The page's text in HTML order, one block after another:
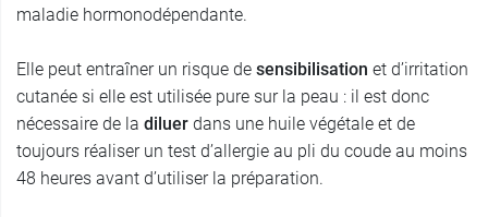
maladie hormonodépendante.
Elle peut entraîner un risque de sensibilisation et d’irritation
cutanée si elle est utilisée pure sur la peau : il est donc
nécessaire de la diluer dans une huile végétale et de
toujours réaliser un test d’allergie au pli du coude au moins
48 heures avant d’utiliser la préparation.